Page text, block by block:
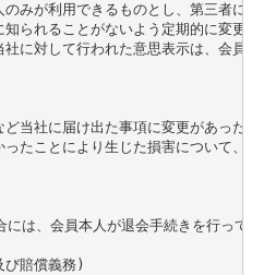
みが利用できるものとし、第三者に譲
られることがないよう定期的に変更す
に対して行われた意思表示は、会員本
当社に届け出た事項に変更があった場
たことにより生じた損害について、当
には、会員本人が退会手続きを行ってく
賠償義務)